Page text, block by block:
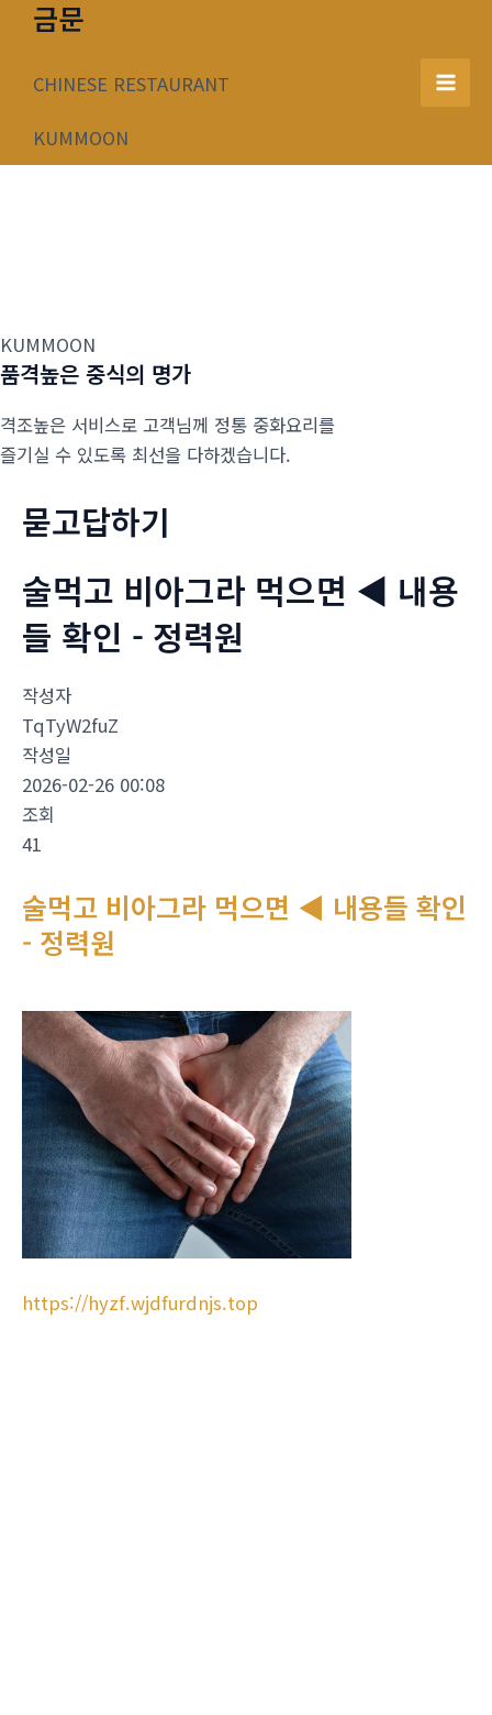
너
금문
CHINESE RESTAURANT
KUMMOON
Main
KUMMOON
품격높은 중식의 명가
격조높은 서비스로 고객님께 정통 중화요리를
즐기실 수 있도록 최선을 다하겠습니다.
묻고답하기
술먹고 비아그라 먹으면 ◀ 내용
들 확인 - 정력원
작성자
TqTyW2fuZ
작성일
2026-02-26 00:08
조회
41
술먹고 비아그라 먹으면 ◀ 내용들 확인
- 정력원
https://hyzf.wjdfurdnjs.top